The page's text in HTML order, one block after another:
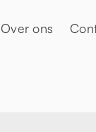
Over ons